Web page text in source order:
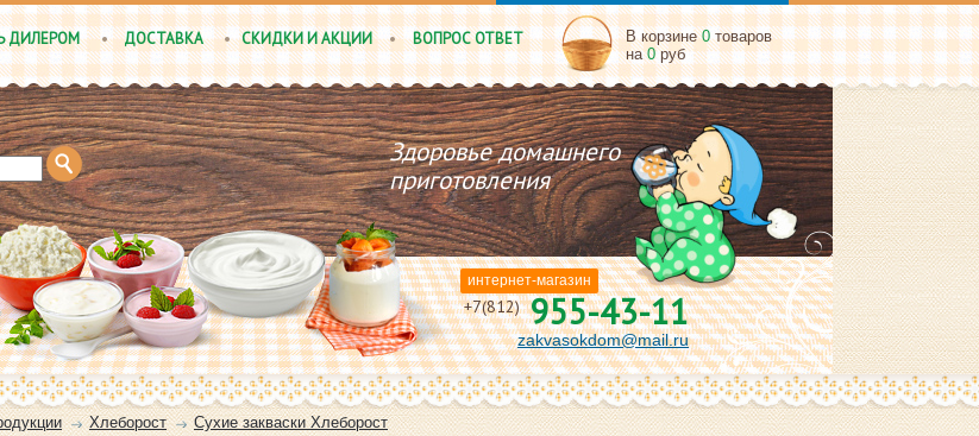
В корзине0товаров
на0руб
ДИЛЕРОМ ДОСТАВКА СКИДКИ И АКЦИИ ВОПРОС ОТВЕТ
Здоровье домашнего
приготовления
интернет-магазин
+7(812)955-43-11
zakvasokdom@mail.ru
Хлеборост
Сухие закваски Хлеборост